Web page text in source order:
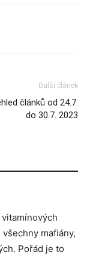
Další článek
článků od 24.7.
do 30.7. 2023
mafiány,
Pořád je to